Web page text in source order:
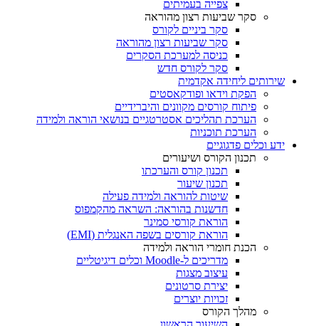
צפייה בעמיתים
סקר שביעות רצון מהוראה
סקר ביניים לקורס
סקר שביעות רצון מהוראה
כניסה למערכת הסקרים
סקר לקורס חדש
שירותים ליחידה אקדמית
הפקת וידאו ופודקאסטים
פיתוח קורסים מקוונים והיברידיים
הערכת תהליכים אסטרטגיים בנושאי הוראה ולמידה
הערכת תוכניות
ידע וכלים פדגוגיים
תכנון הקורס ושיעורים
תכנון קורס והערכתו
תכנון שיעור
שיטות להוראה ולמידה פעילה
חדשנות בהוראה: השראה מהקמפוס
הוראת קורסי סמינר
הוראת קורסים בשפה האנגלית (EMI)
הכנת חומרי הוראה ולמידה
מדריכים ל-Moodle וכלים דיגיטליים
עיצוב מצגות
יצירת סרטונים
זכויות יוצרים
מהלך הקורס